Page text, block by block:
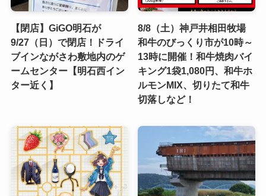
【閉店】GiGO明石が
9/27（日）で閉店！ドライ
ブインながさわ敷地内のゲ
ームセンター【明石西イン
ター近く】
8/8（土）神戸井相田牧場
和牛のびっくり市が10時～
13時に開催！和牛焼肉バイ
キング1袋1,080円、和牛ホ
ルモンMIX、切りたて和牛
切落しなど！